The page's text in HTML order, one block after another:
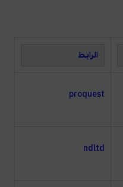
الرابـــط
proquest
ndltd